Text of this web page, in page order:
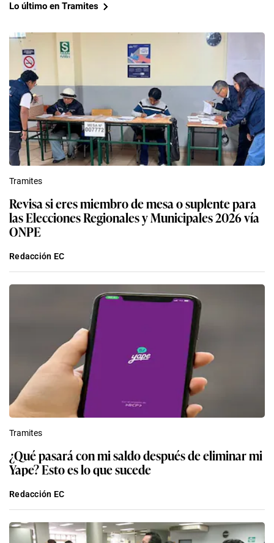
Lo último en Tramites
Tramites
Revisa si eres miembro de mesa o suplente para
las Elecciones Regionales y Municipales 2026 vía
ONPE
Redacción EC
Tramites
¿Qué pasará con mi saldo después de eliminar mi
Yape? Esto es lo que sucede
Redacción EC